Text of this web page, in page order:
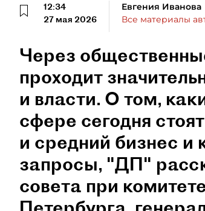
12:34
27 мая 2026
Евгения Иванова
Все материалы
Через
проходит
и власти. О том,
сфере сегодня
и средний бизнес и
запросы, "ДП"
совета при